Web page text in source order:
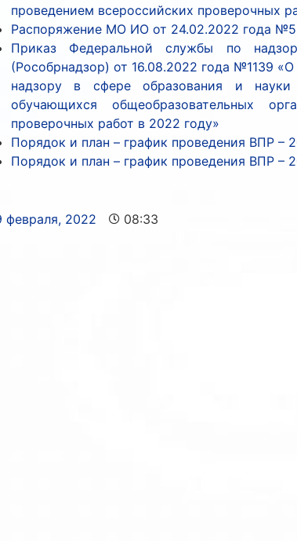
проведением всероссийских проверочных
Распоряжение МО ИО от 24.02.2022 года
Приказ Федеральной службы по
(Рособрнадзор) от 16.08.2022 года №1139
надзору в сфере образования и науки
обучающихся общеобразовательных
проверочных работ в 2022 году»
Порядок и план – график проведения ВПР –
Порядок и план – график проведения ВПР –
февраля, 2022 08:33